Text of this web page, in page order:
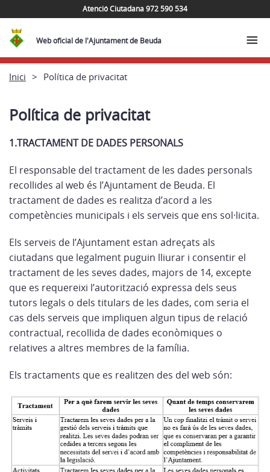
Atenció Ciutadana 972 590 534
Web oficial de l'Ajuntament de Beuda
Inici Política de privacitat
Política de privacitat
1.TRACTAMENT DE DADES PERSONALS
El responsable del tractament de les dades personals
recollides al web és l’Ajuntament de Beuda. El
tractament de dades es realitza d’acord a les
competències municipals i els serveis que ens sol·licita.
Els serveis de l’Ajuntament estan adreçats als
ciutadans que legalment puguin lliurar i consentir el
tractament de les seves dades, majors de 14, excepte
que es requereixi l’autorització expressa dels seus
tutors legals o dels titulars de les dades, com seria el
cas dels serveis que impliquen algun tipus de relació
contractual, recollida de dades econòmiques o
relatives a altres membres de la família.
Els tractaments que es realitzen des del web són: